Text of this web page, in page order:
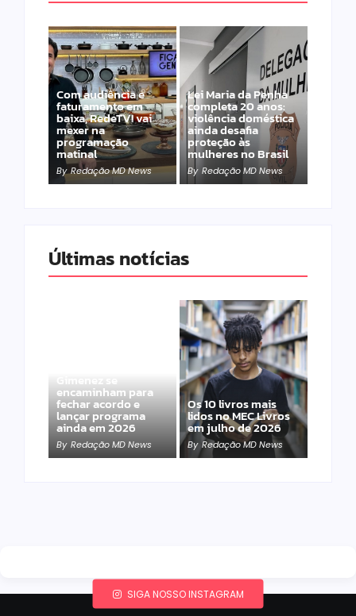
Com audiência e
faturamento em
baixa, RedeTV! vai
mexer na
programação
matinal
By Redação MD News
Lei Maria da Penha
completa 20 anos:
violência doméstica
ainda desafia
proteção às
mulheres no Brasil
By Redação MD News
Últimas notícias
Gimenez se
encaminham para
fechar acordo e
lançar programa
ainda em 2026
By Redação MD News
Os 10 livros mais
lidos no MEC Livros
em julho de 2026
By Redação MD News
SIGA NOSSO INSTAGRAM